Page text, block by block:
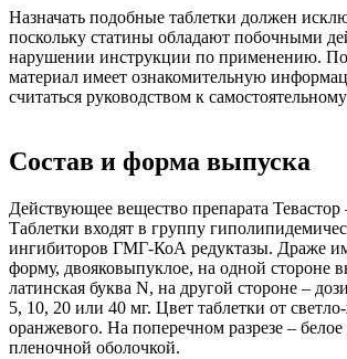
Назначать подобные таблетки должен
поскольку статины обладают побочными
нарушении инструкции по применению.
материал имеет ознакомительную
считаться руководством к
Состав и форма выпуска
Действующее вещество препарата Тевастор
Таблетки входят в группу
ингибиторов ГМГ-КоА редуктазы. Драже
форму, двояковыпуклое, на одной стороне
латинская буква N, на другой стороне –
5, 10, 20 или 40 мг. Цвет таблетки от
оранжевого. На поперечном разрезе –
пленочной оболочкой.